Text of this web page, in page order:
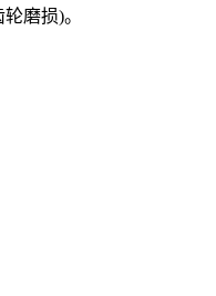
磨损)。